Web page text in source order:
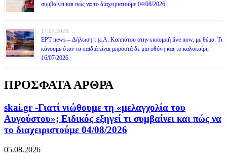
συμβαίνει και πώς να το διαχειριστούμε 04/08/2026
17.07.2026
ΕΡΤ news – Δήλωση της Α. Καππάτου στην εκπομπή live now, με θέμα: Τι
κάνουμε όταν τα παιδιά είναι μπροστά δε μια οθόνη και το καλοκαίρι;
16/07/2026
ΠΡΟΣΦΑΤΑ ΑΡΘΡΑ
skai.gr -Γιατί νιώθουμε τη «μελαγχολία του
Αυγούστου»; Ειδικός εξηγεί τι συμβαίνει και πώς να
το διαχειριστούμε 04/08/2026
05.08.2026